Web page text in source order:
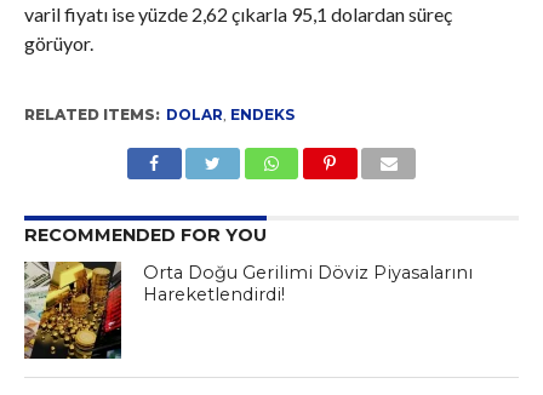
varil fiyatı ise yüzde 2,62 çıkarla 95,1 dolardan süreç
görüyor.
RELATED ITEMS: DOLAR, ENDEKS
RECOMMENDED FOR YOU
Orta Doğu Gerilimi Döviz Piyasalarını
Hareketlendirdi!